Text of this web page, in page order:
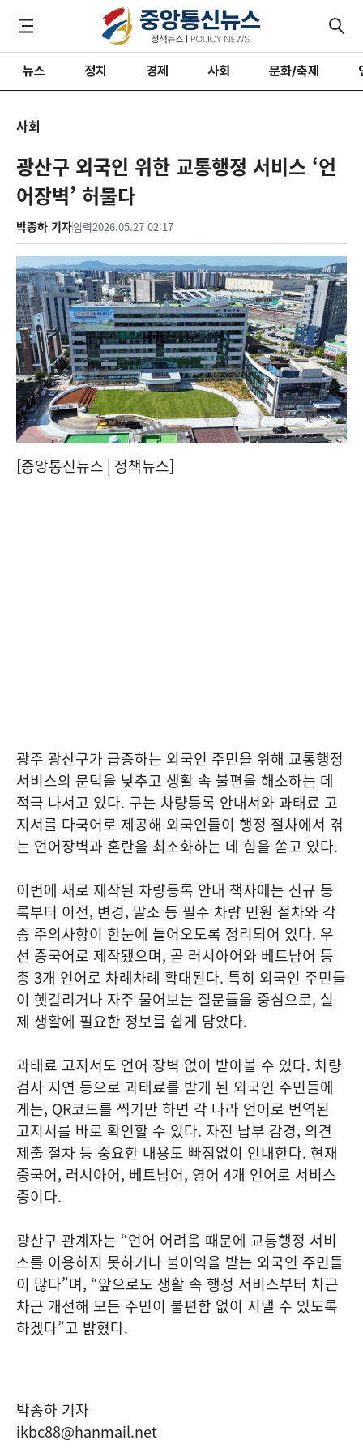
뉴스 정치 경제 사회 문화/축제
사회
광산구 외국인 위한 교통행정 서비스 ‘언
어장벽’ 허물다
박종하 기자입력2026.05.27 02:17
[중앙통신뉴스│정책뉴스]
광주 광산구가 급증하는 외국인 주민을 위해 교통행정
서비스의 문턱을 낮추고 생활 속 불편을 해소하는 데
적극 나서고 있다. 구는 차량등록 안내서와 과태료 고
지서를 다국어로 제공해 외국인들이 행정 절차에서 겪
는 언어장벽과 혼란을 최소화하는 데 힘을 쏟고 있다.
이번에 새로 제작된 차량등록 안내 책자에는 신규 등
록부터 이전, 변경, 말소 등 필수 차량 민원 절차와 각
종 주의사항이 한눈에 들어오도록 정리되어 있다. 우
선 중국어로 제작됐으며, 곧 러시아어와 베트남어 등
총 3개 언어로 차례차례 확대된다. 특히 외국인 주민들
이 헷갈리거나 자주 물어보는 질문들을 중심으로, 실
제 생활에 필요한 정보를 쉽게 담았다.
과태료 고지서도 언어 장벽 없이 받아볼 수 있다. 차량
검사 지연 등으로 과태료를 받게 된 외국인 주민들에
게는, QR코드를 찍기만 하면 각 나라 언어로 번역된
고지서를 바로 확인할 수 있다. 자진 납부 감경, 의견
제출 절차 등 중요한 내용도 빠짐없이 안내한다. 현재
중국어, 러시아어, 베트남어, 영어 4개 언어로 서비스
중이다.
광산구 관계자는 “언어 어려움 때문에 교통행정 서비
스를 이용하지 못하거나 불이익을 받는 외국인 주민들
이 많다”며, “앞으로도 생활 속 행정 서비스부터 차근
차근 개선해 모든 주민이 불편함 없이 지낼 수 있도록
하겠다”고 밝혔다.
박종하 기자
ikbc88@hanmail.net